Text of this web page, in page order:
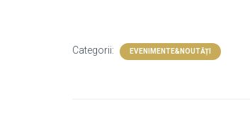
Categorii: EVENIMENTE&NOUTĂȚI